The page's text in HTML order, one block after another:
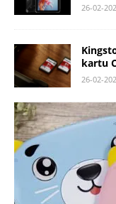
26-02-
kartu
26-02-